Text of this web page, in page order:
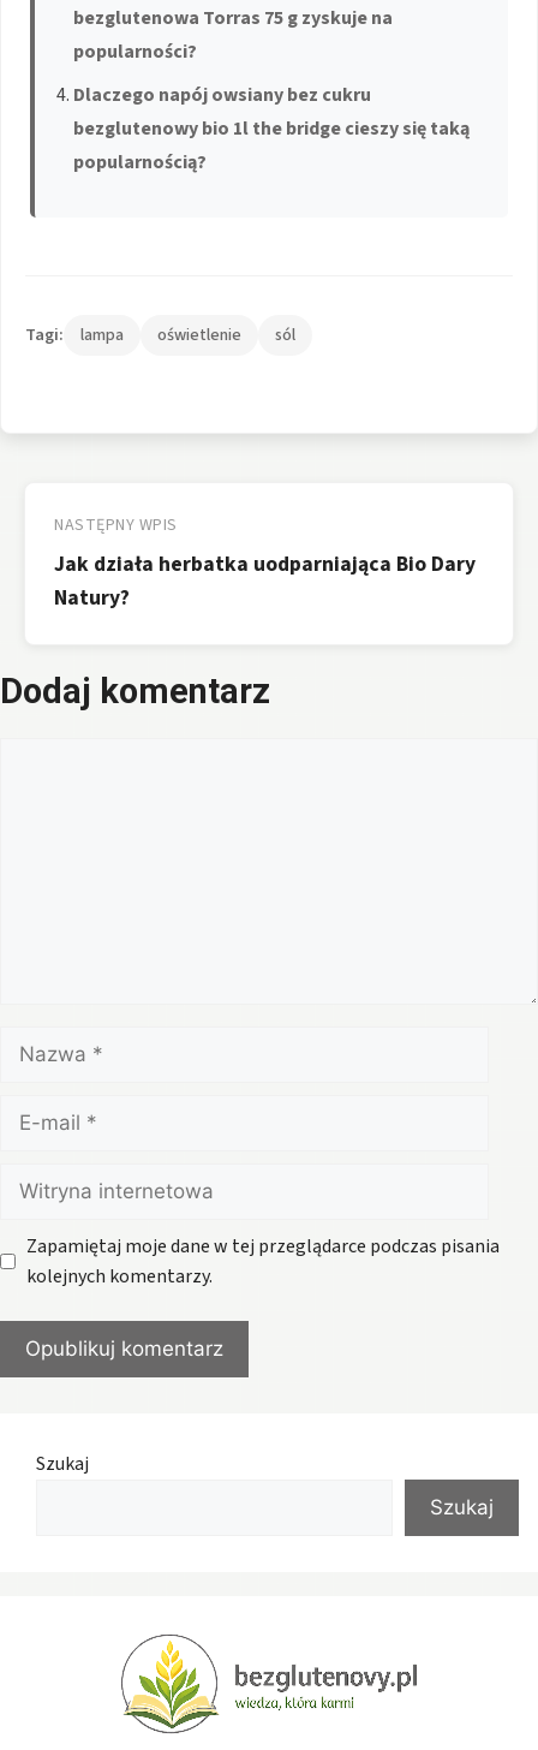
bezglutenowa Torras 75 g zyskuje na
popularności?
Dlaczego napój owsiany bez cukru
bezglutenowy bio 1l the bridge cieszy się taką
popularnością?
Tagi: lampa oświetlenie sól
wpisu
NASTĘPNY WPIS
Jak działa herbatka uodparniająca Bio Dary
Natury?
Dodaj komentarz
Nazwa
mail
Witryna
internetowa
Zapamiętaj moje dane w tej przeglądarce podczas pisania
kolejnych komentarzy.
Szukaj
Szukaj